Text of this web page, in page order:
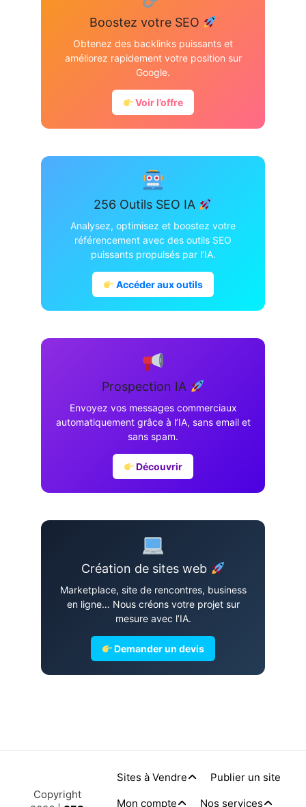
Boostez votre SEO
Obtenez des backlinks puissants et
améliorez rapidement votre position sur
Google.
Voir l’offre
256 Outils SEO IA
Analysez, optimisez et boostez votre
référencement avec des outils SEO
puissants propulsés par l’IA.
Accéder aux outils
Prospection IA
Envoyez vos messages commerciaux
automatiquement grâce à l’IA, sans email et
sans spam.
Découvrir
Création de sites web
Marketplace, site de rencontres, business
en ligne… Nous créons votre projet sur
mesure avec l’IA.
Demander un devis
Copyright
Sites à Vendre
Publier un site
Mon compte
Nos services